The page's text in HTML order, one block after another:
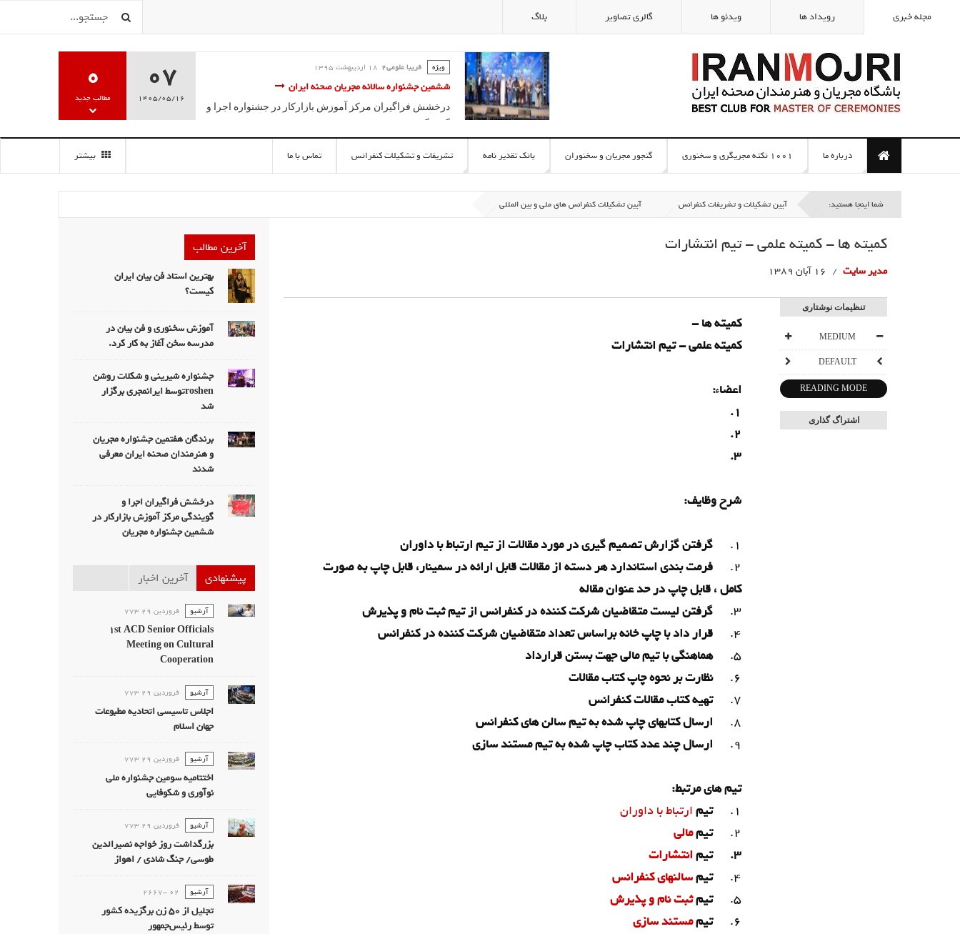
مجله خبری رویداد ها ویدئو ها گالری تصاویر بلاگ
ششمین جشنواره سالانه
درخشش فراگیران مرکز
گویندگی
ویژه فریبا علومی2 18 ارديبهشت 1395
کلاس گویندگی و آیین سخنوری ؛ آموزش تخصصی گویندگی، فن بیان
فریبا علومی یزدی
آموزش سخنوری و فن بیان در مدرسه سخن آغاز به کار کرد.
07
1405/05/16
0
مطالب جدید
درباره ما 1001 نکته مجریگری و سخنوری گنجور مجریان و سخنوران بانک تقدیر نامه تشریفات و تشکیلات کنفرانس تماس با ما بیشتر
شما اینجا هستید: آیین تشکیلات و تشریفات کنفرانس آیین تشکیلات کنفرانس های ملی و بین المللی
كميته ها - كميته علمي - تیم انتشارات
مدیر سایت 16 آبان 1389
تنظیمات نوشتاری
MEDIUM
DEFAULT
READING MODE
اشتراگ گذاری
كميته ها -
كميته علمي - تیم انتشارات
اعضاء:
1.
2.
3.
شرح وظایف:
1.
گرفتن گزارش تصمیم گیری در مورد مقالات از تیم ارتباط با داوران
2.
فرمت بندی استاندارد هر دسته از مقالات قابل ارائه در سمینار، قابل چاپ به صورت
کامل ، قابل چاپ در حد عنوان مقاله
3.
گرفتن لیست متقاضیان شرکت کننده در کنفرانس از تیم ثبت نام و پذیرش
4.
قرار داد با چاپ خانه براساس تعداد متقاضیان شرکت کننده در کنفرانس
5.
هماهنگی با تیم مالی جهت بستن قرارداد
6.
نظارت بر نحوه چاپ کتاب مقالات
7.
تهیه کتاب مقالات کنفرانس
8.
ارسال کتابهای چاپ شده به تیم سالن های کنفرانس
9.
ارسال چند عدد کتاب چاپ شده به تیم مستند سازی
تیم های مرتبط:
1.
تيمارتباط با داوران
2.
تیممالی
3. تیم
انتشارات
4.
تیمسالنهای کنفرانس
5.
تیمثبت نام و پذیرش
6.
تیممستند سازی
آخرین مطالب
بهترین استاد فن بیان ایران
کیست؟
آموزش سخنوری و فن بیان در
مدرسه سخن آغاز به کار کرد.
جشنواره شیرینی و شکلات روشن
roshenتوسط ایرانمجری برگزار
شد
برندگان هفتمین جشنواره مجریان
و هنرمندان صحنه ایران معرفی
شدند
درخشش فراگیران اجرا و
گویندگی مرکز آموزش بازارکار در
ششمین جشنواره مجریان
پیشنهادی آخرین اخبار
آرشیو فروردين 29 773
1st ACD Senior Officials
Meeting on Cultural
Cooperation
آرشیو فروردين 29 773
اجلاس تاسیسی اتحادیه مطبوعات
جهان اسلام
آرشیو فروردين 29 773
اختتامیه سومین جشنواره ملی
نوآوری و شکوفایی
آرشیو فروردين 29 773
بزرگداشت روز خواجه نصیرالدین
طوسی/ جنگ شادی / اهواز
آرشیو 02 -2667
تجليل از 50 زن برگزيده كشور
توسط رئیس‌جمهور